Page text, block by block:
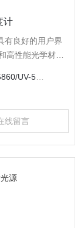
计
有良好的用户界
高性能光学材料
UV-5860S
线留言